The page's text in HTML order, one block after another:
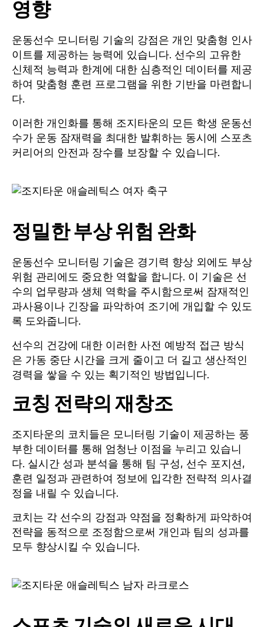
영향
운동선수 모니터링 기술의 강점은 개인 맞춤형 인사
이트를 제공하는 능력에 있습니다. 선수의 고유한
신체적 능력과 한계에 대한 심층적인 데이터를 제공
하여 맞춤형 훈련 프로그램을 위한 기반을 마련합니
다.
이러한 개인화를 통해 조지타운의 모든 학생 운동선
수가 운동 잠재력을 최대한 발휘하는 동시에 스포츠
커리어의 안전과 장수를 보장할 수 있습니다.
정밀한 부상 위험 완화
운동선수 모니터링 기술은 경기력 향상 외에도 부상
위험 관리에도 중요한 역할을 합니다. 이 기술은 선
수의 업무량과 생체 역학을 주시함으로써 잠재적인
과사용이나 긴장을 파악하여 조기에 개입할 수 있도
록 도와줍니다.
선수의 건강에 대한 이러한 사전 예방적 접근 방식
은 가동 중단 시간을 크게 줄이고 더 길고 생산적인
경력을 쌓을 수 있는 획기적인 방법입니다.
코칭 전략의 재창조
조지타운의 코치들은 모니터링 기술이 제공하는 풍
부한 데이터를 통해 엄청난 이점을 누리고 있습니
다. 실시간 성과 분석을 통해 팀 구성, 선수 포지션,
훈련 일정과 관련하여 정보에 입각한 전략적 의사결
정을 내릴 수 있습니다.
코치는 각 선수의 강점과 약점을 정확하게 파악하여
전략을 동적으로 조정함으로써 개인과 팀의 성과를
모두 향상시킬 수 있습니다.